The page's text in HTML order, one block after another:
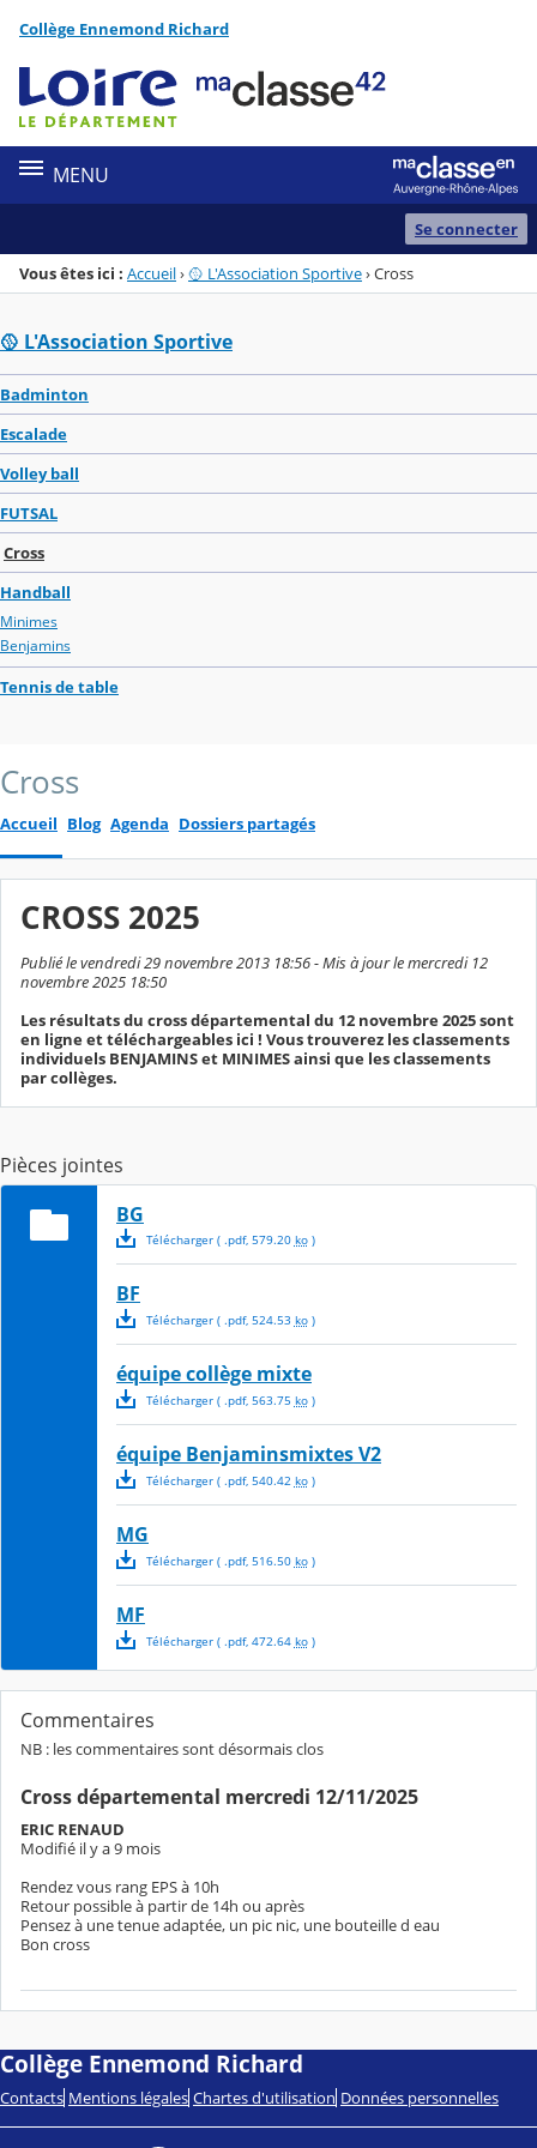
Menu de la rubrique
Contenu
Collège Ennemond Richard
MENU
Se connecter
Vous êtes ici : Accueil›🥎 L'Association Sportive›Cross
🥎 L'Association Sportive
Badminton
Escalade
Volley ball
FUTSAL
Cross
Handball
Minimes
Benjamins
Tennis de table
Cross
Accueil Blog Agenda Dossiers partagés
CROSS 2025
Publié le vendredi 29 novembre 2013 18:56 - Mis à jour le mercredi 12
novembre 2025 18:50
Les résultats du cross départemental du 12 novembre 2025 sont
en ligne et téléchargeables ici ! Vous trouverez les classements
individuels BENJAMINS et MINIMES ainsi que les classements
par collèges.
Pièces jointes
BG
Télécharger( .pdf, 579.20 ko)
BF
Télécharger( .pdf, 524.53 ko)
équipe collège mixte
Télécharger( .pdf, 563.75 ko)
équipe Benjaminsmixtes V2
Télécharger( .pdf, 540.42 ko)
MG
Télécharger( .pdf, 516.50 ko)
MF
Télécharger( .pdf, 472.64 ko)
Commentaires
NB : les commentaires sont désormais clos
Cross départemental mercredi 12/11/2025
ERIC RENAUD
Modifié il y a 9 mois
Rendez vous rang EPS à 10h
Retour possible à partir de 14h ou après
Pensez à une tenue adaptée, un pic nic, une bouteille d eau
Bon cross
Collège Ennemond Richard
Contacts Mentions légales Chartes d'utilisation Données personnelles